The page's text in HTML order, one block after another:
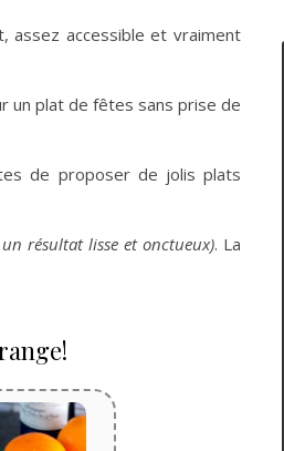
assez accessible et vraiment
un plat de fêtes sans prise de
de proposer de jolis plats
résultat lisse et onctueux). La